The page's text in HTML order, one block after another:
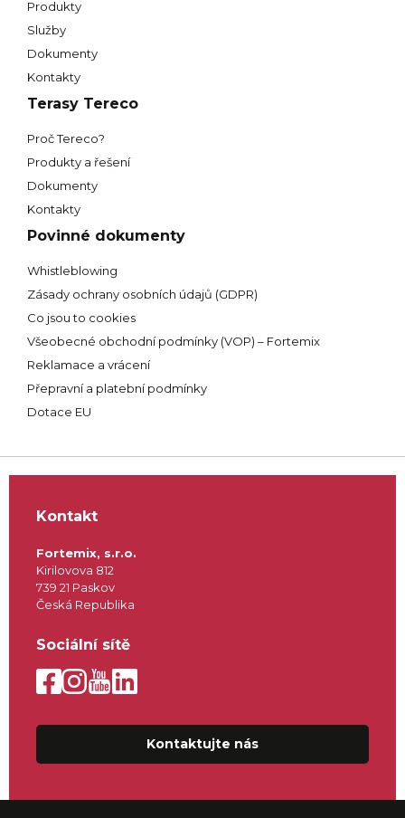
Produkty
Služby
Dokumenty
Kontakty
Terasy Tereco
Proč Tereco?
Produkty a řešení
Dokumenty
Kontakty
Povinné dokumenty
Whistleblowing
Zásady ochrany osobních údajů (GDPR)
Co jsou to cookies
Všeobecné obchodní podmínky (VOP) – Fortemix
Reklamace a vrácení
Přepravní a platební podmínky
Dotace EU
Kontakt
Fortemix, s.r.o.
Kirilovova 812
739 21 Paskov
Česká Republika
Sociální sítě
Kontaktujte nás